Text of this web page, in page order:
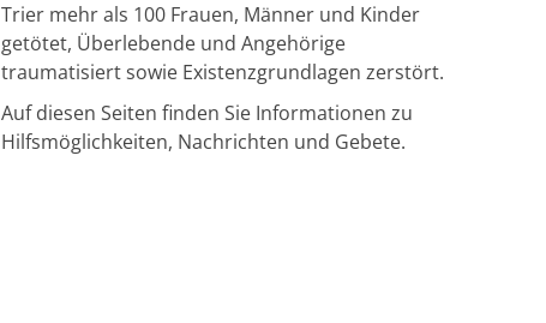
Trier mehr als 100 Frauen, Männer und Kinder
getötet, Überlebende und Angehörige
traumatisiert sowie Existenzgrundlagen zerstört.
Auf diesen Seiten finden Sie Informationen zu
Hilfsmöglichkeiten, Nachrichten und Gebete.